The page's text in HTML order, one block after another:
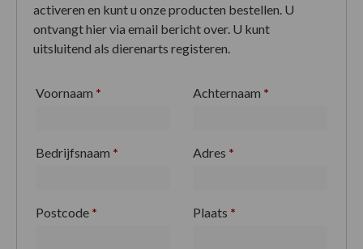
activeren en kunt u onze producten bestellen. U
ontvangt hier via email bericht over. U kunt
uitsluitend als dierenarts registeren.
Voornaam * Achternaam *
Bedrijfsnaam * Adres *
Postcode * Plaats *